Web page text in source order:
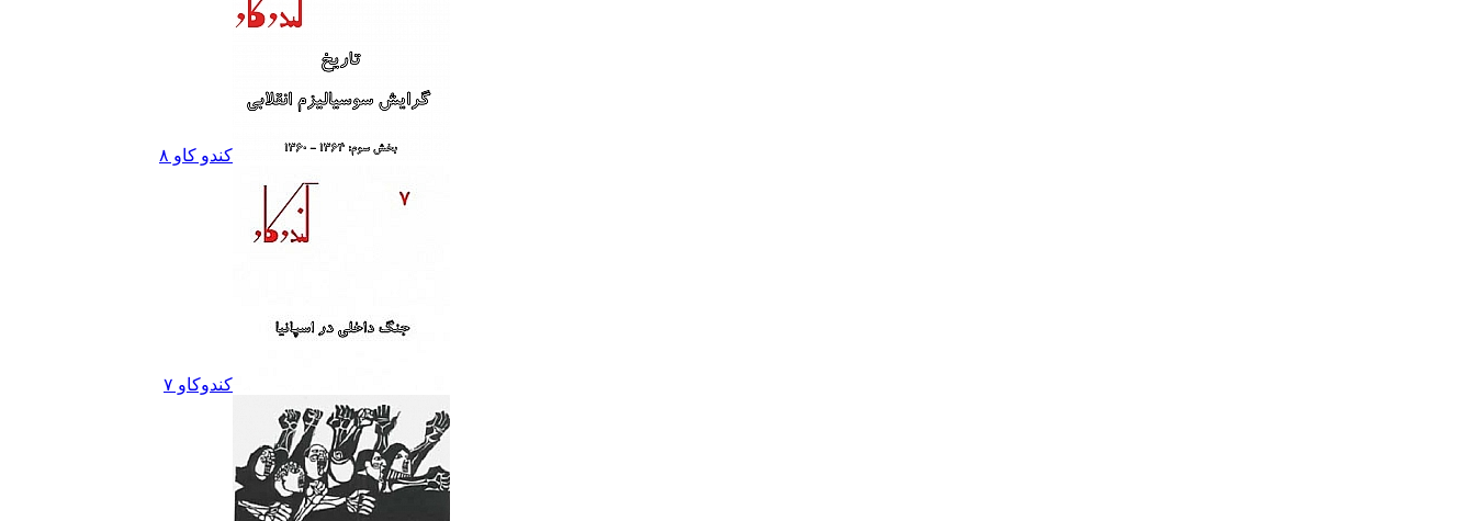
کندو کاو ٨
کندوکاو ۷